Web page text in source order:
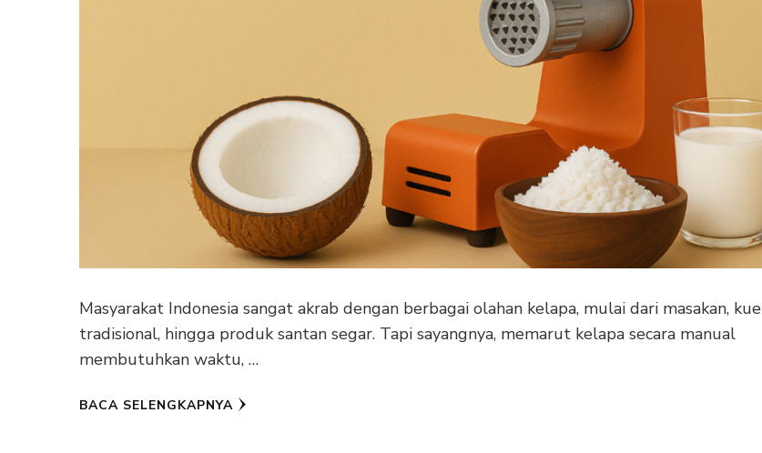
Masyarakat Indonesia sangat akrab dengan berbagai olahan kelapa, mulai dari masakan, kue
tradisional, hingga produk santan segar. Tapi sayangnya, memarut kelapa secara manual
membutuhkan waktu, …
BACA SELENGKAPNYA